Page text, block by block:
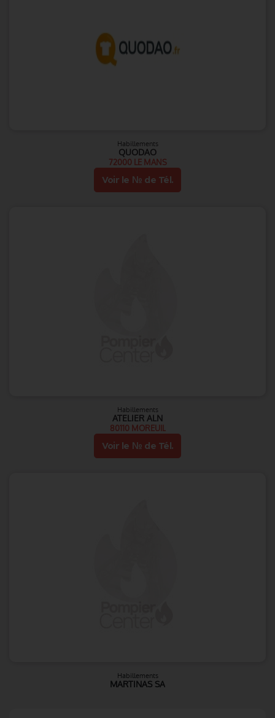
Habillements
QUODAO
72000 LE MANS
Voir le № de Tél.
Habillements
ATELIER ALN
80110 MOREUIL
Voir le № de Tél.
Habillements
MARTINAS SA